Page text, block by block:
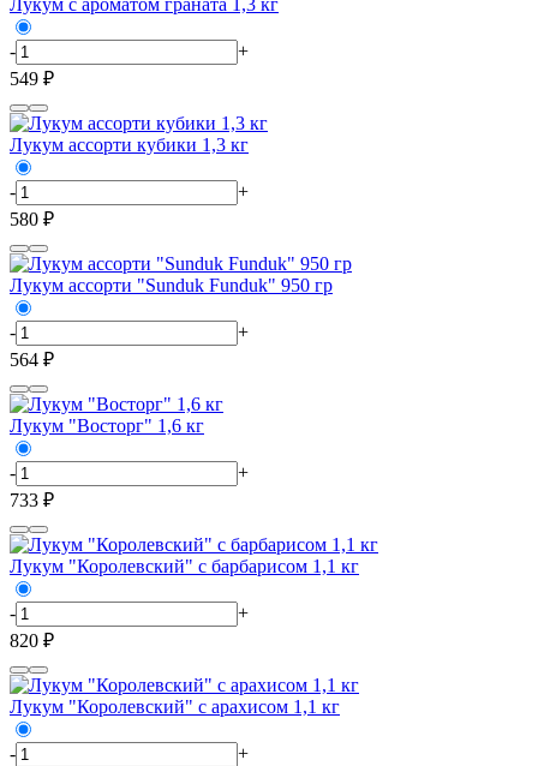
Лукум с ароматом граната 1,3 кг
-
+
549 ₽
Лукум ассорти кубики 1,3 кг
-
+
580 ₽
Лукум ассорти "Sunduk Funduk" 950 гр
-
+
564 ₽
Лукум "Восторг" 1,6 кг
-
+
733 ₽
Лукум "Королевский" с барбарисом 1,1 кг
-
+
820 ₽
Лукум "Королевский" с арахисом 1,1 кг
-
+